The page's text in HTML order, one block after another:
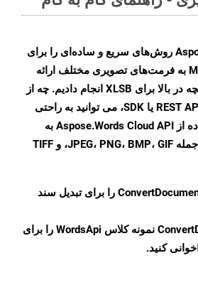
Aspose.Words Cloud SDK روش‌های سریع و ساده‌ای را برای
تبدیل فایل‌های MS Word به فرمت‌های تصویری مختلف ارائه
می‌کند، درست مانند آنچه در بالا برای XLSB انجام دادیم. چه از
طریق تماس مستقیم REST API یا SDK، می توانید به راحتی
اسناد Word را با استفاده از Aspose.Words Cloud API به
چندین فرمت تصویر از جمله JPEG، PNG، BMP، GIF، و TIFF
را برای تبدیل سند
نمونه کلاس WordsApi را برای